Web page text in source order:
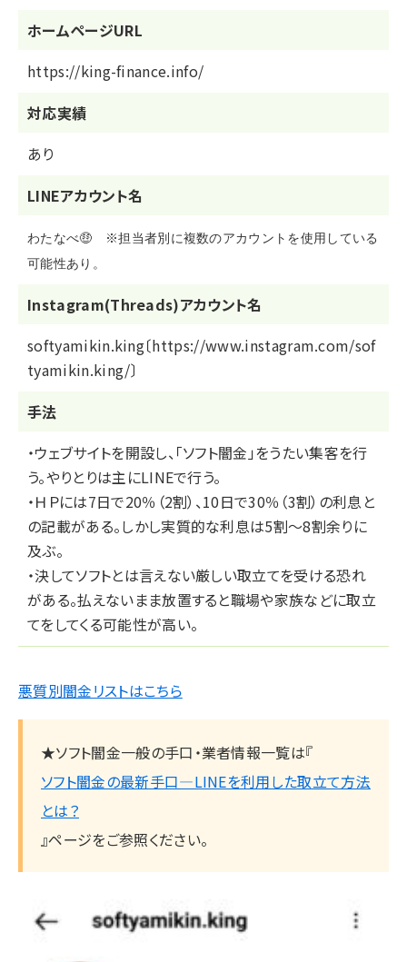
ホームページURL
https://king-finance.info/
対応実績
あり
LINEアカウント名
わたなべ🤑 ※担当者別に複数のアカウントを使用している
可能性あり。
Instagram(Threads)アカウント名
softyamikin.king〔https://www.instagram.com/sof
tyamikin.king/〕
⼿法
・ウェブサイトを開設し、「ソフト闇金」をうたい集客を行
う。やりとりは主にLINEで行う。
・ＨＰには7日で20％（2割）、10日で30％（3割）の利息と
の記載がある。しかし実質的な利息は5割～8割余りに
及ぶ。
・決してソフトとは言えない厳しい取立てを受ける恐れ
がある。払えないまま放置すると職場や家族などに取立
てをしてくる可能性が高い。
悪質別闇金リストはこちら
★ソフト闇金一般の手口・業者情報一覧は『
ソフト闇金の最新手口―LINEを利用した取立て方法
とは？
』ページをご参照ください。